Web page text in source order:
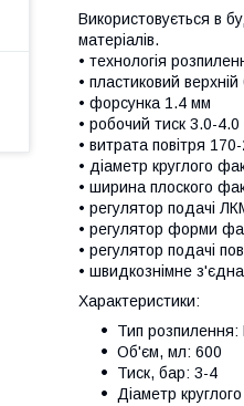
Використовується в
матеріалів.
• технологія
• пластиковий
• форсунка 1.4 мм
• робочий тиск 3.0-4.0
• витрата повітря
• діаметр круглого
• ширина плоского
• регулятор подачі
• регулятор форми
• регулятор подачі
• швидкознімне
Характеристики:
Тип розпилення:
Об'єм, мл: 600
Тиск, бар: 3-4
Діаметр